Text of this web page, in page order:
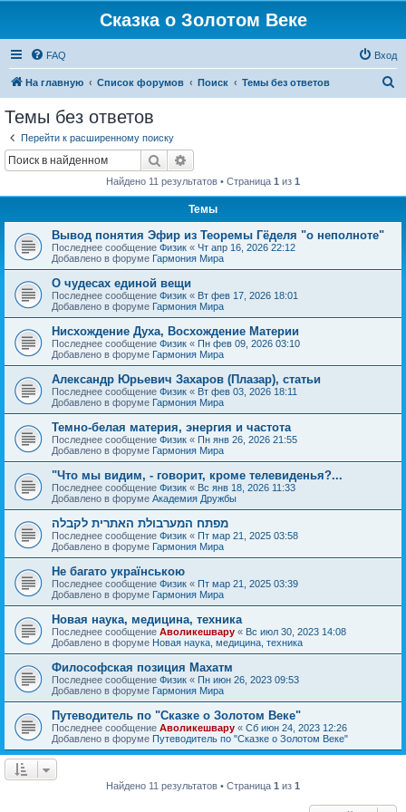
Сказка о Золотом Веке
FAQ Вход
На главную Список форумов Поиск Темы без ответов
Темы без ответов
Перейти к расширенному поиску
Поиск
Найдено 11 результатов • Страница 1 из 1
Темы
Вывод понятия Эфир из Теоремы Гёделя "о неполноте"
Последнее сообщение Физик « Чт апр 16, 2026 22:12
Добавлено в форуме Гармония Мира
О чудесах единой вещи
Последнее сообщение Физик « Вт фев 17, 2026 18:01
Добавлено в форуме Гармония Мира
Нисхождение Духа, Восхождение Материи
Последнее сообщение Физик « Пн фев 09, 2026 03:10
Добавлено в форуме Гармония Мира
Александр Юрьевич Захаров (Плазар), статьи
Последнее сообщение Физик « Вт фев 03, 2026 18:11
Добавлено в форуме Гармония Мира
Темно-белая материя, энергия и частота
Последнее сообщение Физик « Пн янв 26, 2026 21:55
Добавлено в форуме Гармония Мира
"Что мы видим, - говорит, кроме телевиденья?...
Последнее сообщение Физик « Вс янв 18, 2026 11:33
Добавлено в форуме Академия Дружбы
מפתח המערבולת האתרית לקבלה
Последнее сообщение Физик « Пт мар 21, 2025 03:58
Добавлено в форуме Гармония Мира
Не багато українською
Последнее сообщение Физик « Пт мар 21, 2025 03:39
Добавлено в форуме Гармония Мира
Новая наука, медицина, техника
Последнее сообщение Аволикешвару « Вс июл 30, 2023 14:08
Добавлено в форуме Новая наука, медицина, техника
Философская позиция Махатм
Последнее сообщение Физик « Пн июн 26, 2023 09:53
Добавлено в форуме Гармония Мира
Путеводитель по "Сказке о Золотом Веке"
Последнее сообщение Аволикешвару « Сб июн 24, 2023 12:26
Добавлено в форуме Путеводитель по "Сказке о Золотом Веке"
Найдено 11 результатов • Страница 1 из 1